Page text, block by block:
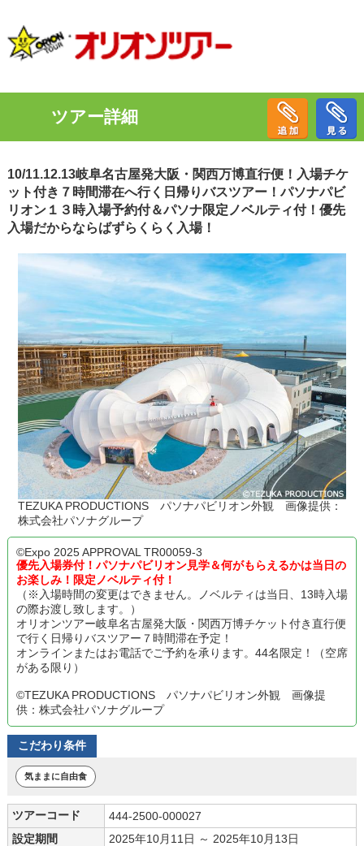
ツアー詳細
10/11.12.13岐阜名古屋発大阪・関西万博直行便！入場チケ
ット付き７時間滞在へ行く日帰りバスツアー！パソナパビ
リオン１３時入場予約付＆パソナ限定ノベルティ付！優先
入場だからならばずらくらく入場！
TEZUKA PRODUCTIONS パソナパビリオン外観 画像提供：
株式会社パソナグループ
©Expo 2025 APPROVAL TR00059-3
優先入場券付！パソナパビリオン見学＆何がもらえるかは当日の
お楽しみ！限定ノベルティ付！
（※入場時間の変更はできません。ノベルティは当日、13時入場
の際お渡し致します。）
オリオンツアー岐阜名古屋発大阪・関西万博チケット付き直行便
で行く日帰りバスツアー７時間滞在予定！
オンラインまたはお電話でご予約を承ります。44名限定！（空席
がある限り）
©TEZUKA PRODUCTIONS パソナパビリオン外観 画像提
供：株式会社パソナグループ
こだわり条件
気ままに自由食
ツアーコード
444-2500-000027
設定期間
2025年10月11日 ～ 2025年10月13日